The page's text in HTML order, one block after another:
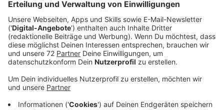
Die Zahl der Tatverdächtigen und Opfer hat sich
erhöht. Inzwischen gebe es 18 Verdächtige und sechs
identifizierte Opfer im Kindesalter, teilte NRW-
Innenminister Herbert Reul heute im Innenausschuss
des Landtags mit. Sieben Verdächtige säßen nach wie
vor in Untersuchungshaft. Zunächst waren drei Opfer
im Alter zwischen fünf und zwölf Jahren ermittelt
worden. Hinzu kamen nach Angaben der Polizei zwei